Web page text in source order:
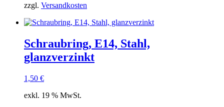
zzgl. Versandkosten
Schraubring, E14, Stahl,
glanzverzinkt
1,50 €
exkl. 19 % MwSt.